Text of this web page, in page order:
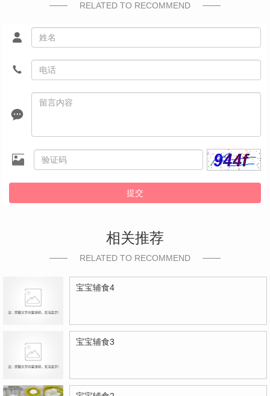
RELATED TO RECOMMEND
提交
相关推荐
RELATED TO RECOMMEND
宝宝辅食4
宝宝辅食3